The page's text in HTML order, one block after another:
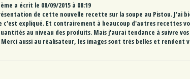
a écrit le 08/09/2015 à 08:19
de cette nouvelle recette sur la soupe au Pistou. J'ai
c'est expliqué. Et contrairement à beaucoup d'autres recettes
au niveau des produits. Mais j'aurai tendance à suivre
aussi au réalisateur, les images sont très belles et rendent